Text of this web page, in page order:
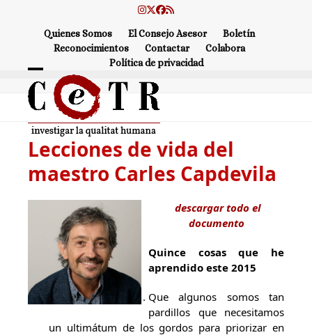
Instagram
Twitter
Facebook
RSS
Quienes Somos El Consejo Asesor
Boletín
Reconocimientos
Contactar
Colabora
Política de privacidad
Open
mobile
menu
Close
mobile
menu
Lecciones de vida del
maestro Carles Capdevila
descargar todo el
documento
Quince cosas que he
aprendido este 2015
Que algunos somos tan
pardillos que necesitamos
un ultimátum de los gordos para priorizar en